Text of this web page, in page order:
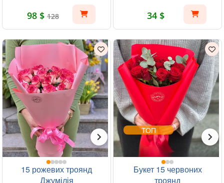
98 $ 128 34 $
15 рожевих троянд
Джумілія
ТОП
Букет 15 червоних
троянд